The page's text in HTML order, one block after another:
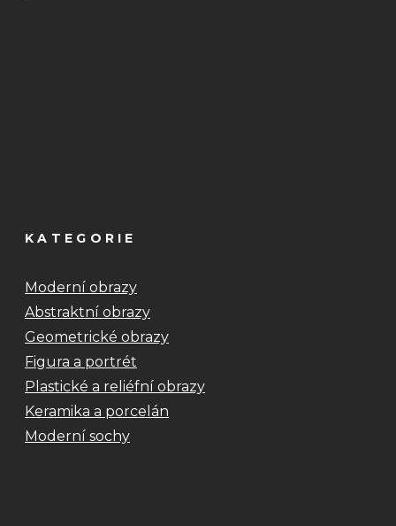
KATEGORIE
Moderní obrazy
Abstraktní obrazy
Geometrické obrazy
Figura a portrét
Plastické a reliéfní obrazy
Keramika a porcelán
Moderní sochy